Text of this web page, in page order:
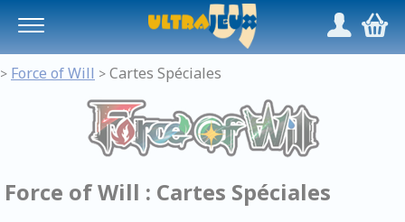
/,
> Force of Will > Cartes Spéciales
Force of Will : Cartes Spéciales